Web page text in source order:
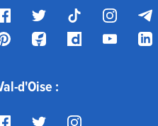
d'Oise :